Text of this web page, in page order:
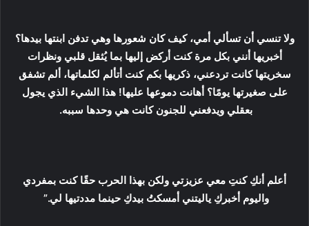
ولا تنسي أن تسألي أمي، كيف كان شعورها وهي تدفن ابنتها بيدها؟
أخبريها أنني بكل مرة كنت أركض إليها بما يُثقل قلبي ونظرات
سخريتها كانت تردعني، ذكريها بكم كنت أتألم لكلماتها، ألم تشفق
على صغيرتها يومًا؟ أهانت دموعها عليها! هذا الشيء الذي يجول
بعقلي ويدفعني للجنون كانت هي وحدها سببه.
أعلم أنكِ كنتِ معي عزيزتي ولكن بهذا الحرب حقًا كنت بمفردي
واليوم أخبركِ ياليتني أمسكتُ بيدكِ حينما مددتيها لي.”